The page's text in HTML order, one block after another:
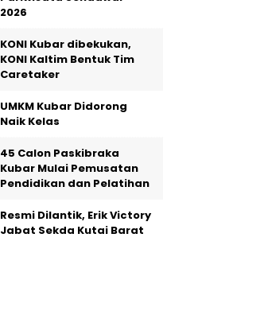
2026
KONI Kubar dibekukan,
KONI Kaltim Bentuk Tim
Caretaker
UMKM Kubar Didorong
Naik Kelas
45 Calon Paskibraka
Kubar Mulai Pemusatan
Pendidikan dan Pelatihan
Resmi Dilantik, Erik Victory
Jabat Sekda Kutai Barat